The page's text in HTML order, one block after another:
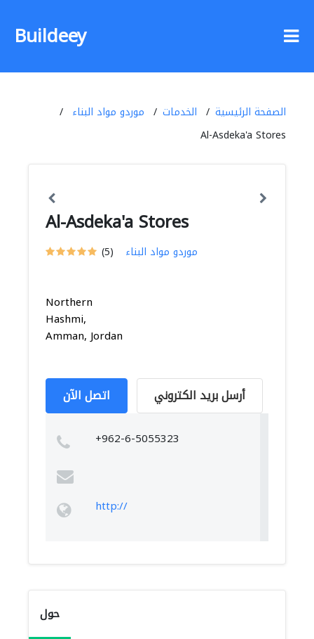
Buildeey
الصفحة الرئيسية الخدمات
موردو مواد البناء
Al-Asdeka'a Stores
Al-Asdeka'a Stores
(5) موردو مواد البناء
Northern
Hashmi,
Amman, Jordan
اتصل الآن أرسل بريد الكتروني
+962-6-5055323
http://
حول